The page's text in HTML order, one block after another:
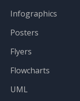
Infographics
Posters
Flyers
Flowcharts
UML